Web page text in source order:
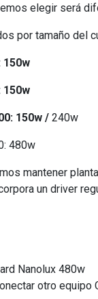
elegir será
por tamaño del
150w
150w
150w / 240w
480w
mantener
un driver
Nanolux 480w
otro equipo